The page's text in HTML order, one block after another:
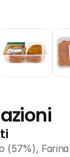
(57%),